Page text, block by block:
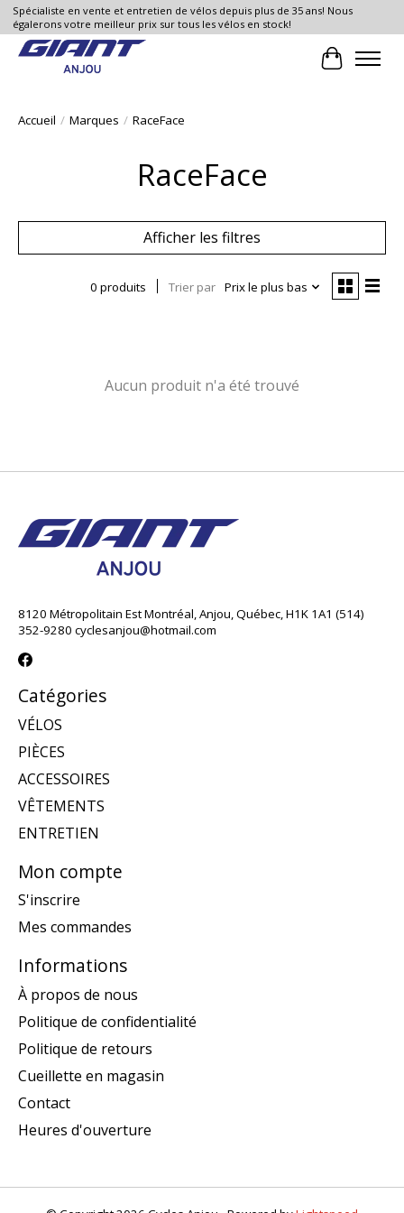
Spécialiste en vente et entretien de vélos depuis plus de 35 ans! Nous
égalerons votre meilleur prix sur tous les vélos en stock!
Panier
Accueil / Marques / RaceFace
RaceFace
Afficher les filtres
0 produits Trier par Prix le plus bas
Aucun produit n'a été trouvé
8120 Métropolitain Est Montréal, Anjou, Québec, H1K 1A1 (514)
352-9280 cyclesanjou@hotmail.com
Catégories
VÉLOS
PIÈCES
ACCESSOIRES
VÊTEMENTS
ENTRETIEN
Mon compte
S'inscrire
Mes commandes
Informations
À propos de nous
Politique de confidentialité
Politique de retours
Cueillette en magasin
Contact
Heures d'ouverture